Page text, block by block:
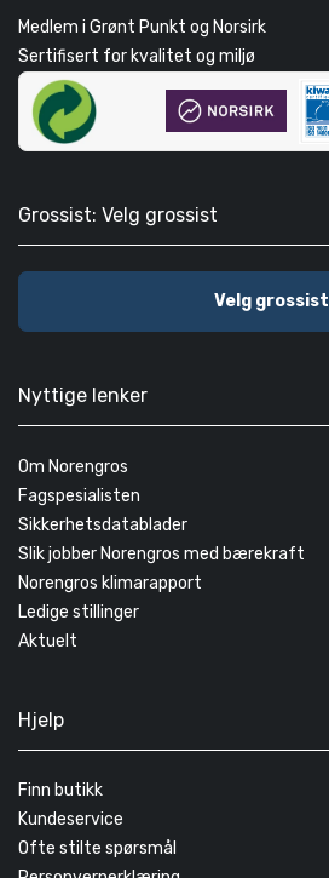
Medlem i Grønt Punkt og Norsirk
Sertifisert for kvalitet og miljø
Grossist: Velg grossist
Velg grossist
Nyttige lenker
Om Norengros
Fagspesialisten
Sikkerhetsdatablader
Slik jobber Norengros med bærekraft
Norengros klimarapport
Ledige stillinger
Aktuelt
Hjelp
Finn butikk
Kundeservice
Ofte stilte spørsmål